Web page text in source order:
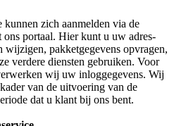
zich aanmelden via de
portaal. Hier kunt u uw adres-
wijzigen, pakketgegevens opvragen,
verdere diensten gebruiken. Voor
wij uw inloggegevens. Wij
van de uitvoering van de
dat u klant bij ons bent.